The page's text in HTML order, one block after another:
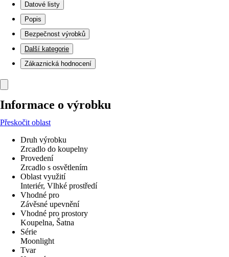
Datové listy
Popis
Bezpečnost výrobků
Další kategorie
Zákaznická hodnocení
Informace o výrobku
Přeskočit oblast
Druh výrobku
Zrcadlo do koupelny
Provedení
Zrcadlo s osvětlením
Oblast využití
Interiér, Vlhké prostředí
Vhodné pro
Závěsné upevnění
Vhodné pro prostory
Koupelna, Šatna
Série
Moonlight
Tvar